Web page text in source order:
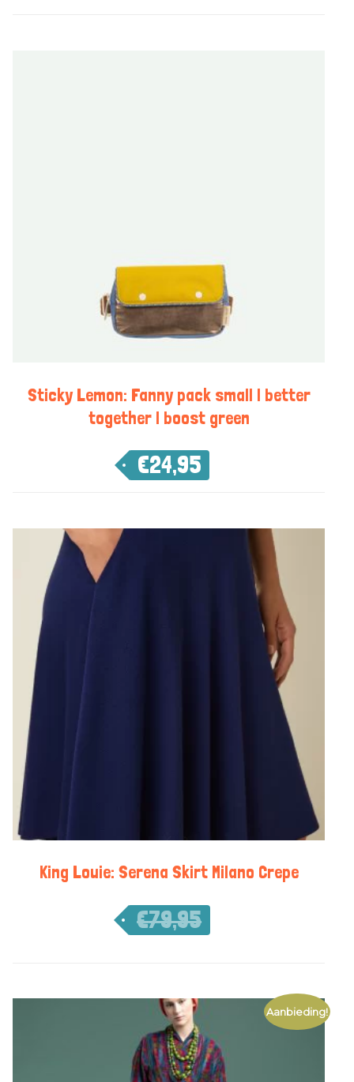
Sticky Lemon: Fanny pack small | better
together | boost green
€24,95
King Louie: Serena Skirt Milano Crepe
€79,95
Aanbieding!